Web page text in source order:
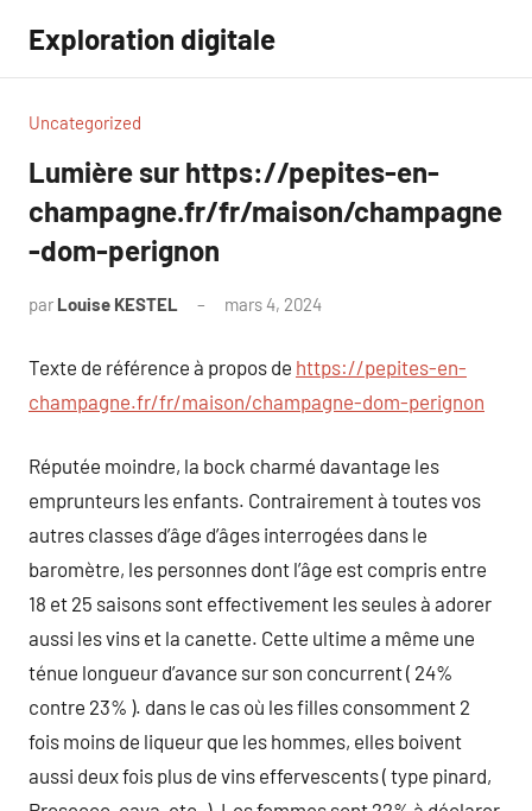
contenu
Exploration digitale
Uncategorized
Lumière sur https://pepites-en-
champagne.fr/fr/maison/champagne
-dom-perignon
par Louise KESTEL mars 4, 2024
Texte de référence à propos de https://pepites-en-
champagne.fr/fr/maison/champagne-dom-perignon
Réputée moindre, la bock charmé davantage les
emprunteurs les enfants. Contrairement à toutes vos
autres classes d’âge d’âges interrogées dans le
baromètre, les personnes dont l’âge est compris entre
18 et 25 saisons sont effectivement les seules à adorer
aussi les vins et la canette. Cette ultime a même une
ténue longueur d’avance sur son concurrent ( 24%
contre 23% ). dans le cas où les filles consomment 2
fois moins de liqueur que les hommes, elles boivent
aussi deux fois plus de vins effervescents ( type pinard,